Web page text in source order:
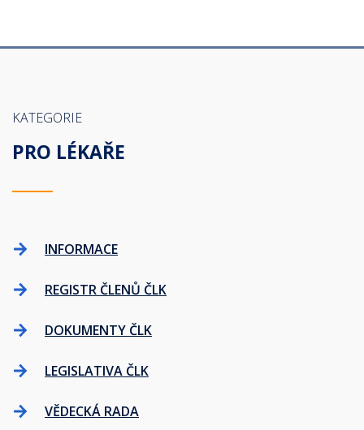
KATEGORIE
PRO LÉKAŘE
INFORMACE
REGISTR ČLENŮ ČLK
DOKUMENTY ČLK
LEGISLATIVA ČLK
VĚDECKÁ RADA